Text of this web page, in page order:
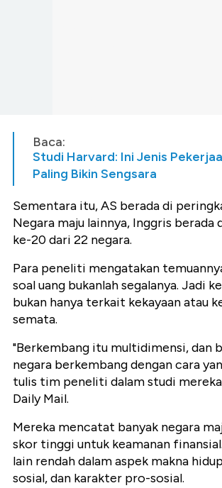
Baca:
Studi Harvard: Ini Jenis
Paling Bikin Sengsara
Sementara itu, AS berada di
Negara maju lainnya, Inggris berada
ke-20 dari 22 negara.
Para peneliti mengatakan
soal uang bukanlah segalanya. Jadi
bukan hanya terkait kekayaan atau
semata.
"Berkembang itu multidimensi, dan
negara berkembang dengan cara
tulis tim peneliti dalam studi
Daily Mail.
Mereka mencatat banyak negara
skor tinggi untuk keamanan
lain rendah dalam aspek makna
sosial, dan karakter pro-sosial.